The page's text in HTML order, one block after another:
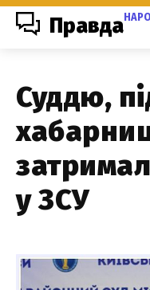
Правда
Суддю,
у ЗСУ